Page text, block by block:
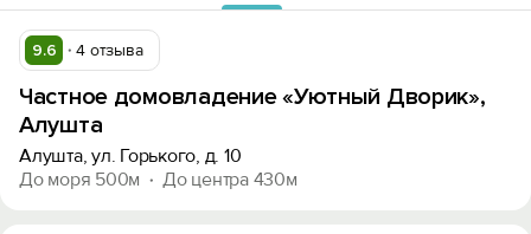
9.6 4 отзыва
Частное домовладение «Уютный Дворик»,
Алушта
Алушта, ул. Горького, д. 10
До моря 500м
До центра 430м